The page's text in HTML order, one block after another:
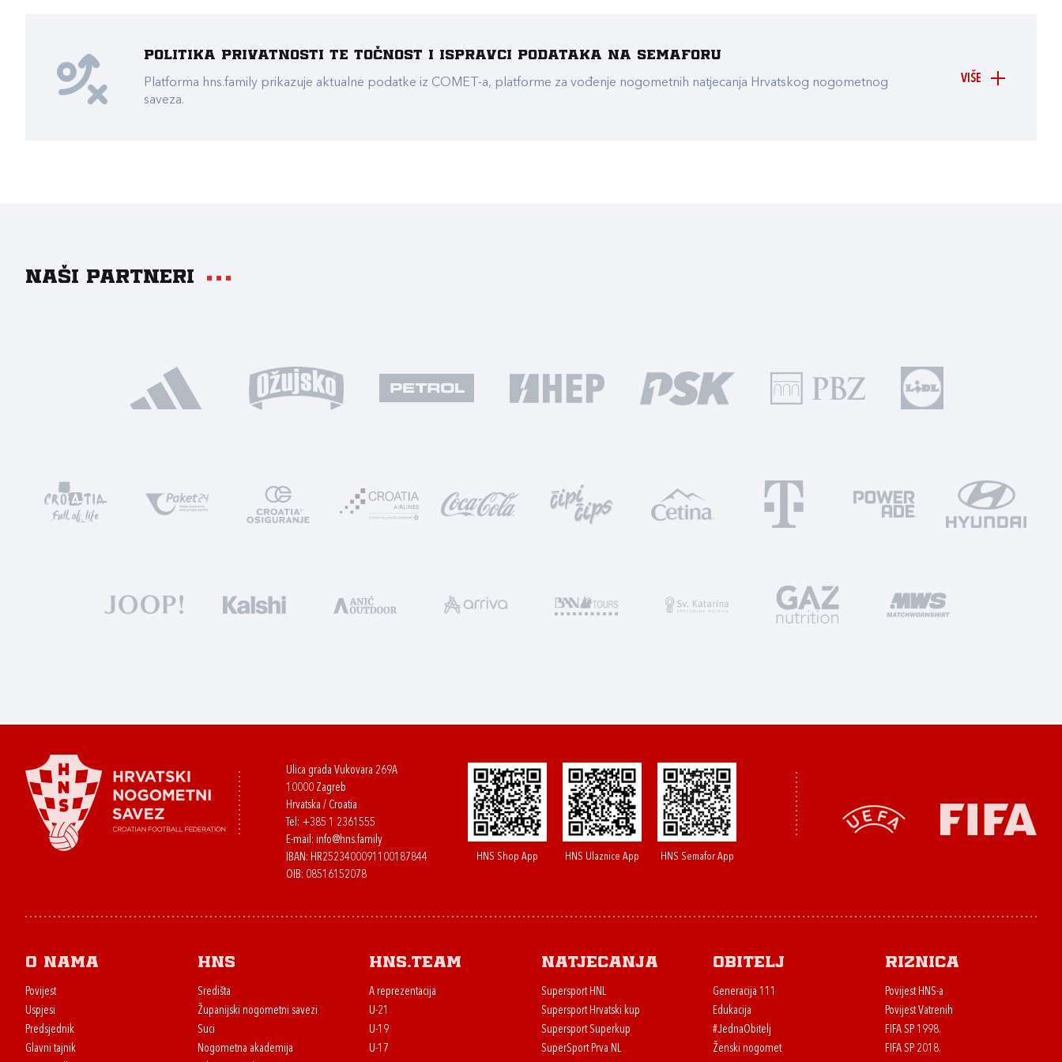
VIŠE
Politika privatnosti te točnost i ispravci podataka na Semaforu
Platforma hns.family prikazuje aktualne podatke iz COMET-a, platforme za vođenje nogometnih natjecanja Hrvatskog nogometnog
saveza.
Naši partneri
Ulica grada Vukovara 269A
10000 Zagreb
Hrvatska / Croatia
Tel: +385 1 2361555
E-mail: info@hns.family
IBAN: HR2523400091100187844
OIB: 08516152078
HNS Shop App HNS Ulaznice App HNS Semafor App
O nama
Povijest
Uspjesi
Predsjednik
Glavni tajnik
HNS
Središta
Županijski nogometni savezi
Suci
Nogometna akademija
HNS.team
A reprezentacija
U-21
U-19
U-17
Natjecanja
Supersport HNL
Supersport Hrvatski kup
Supersport Superkup
SuperSport Prva NL
Obitelj
Generacija 111
Edukacija
#JednaObitelj
Ženski nogomet
Riznica
Povijest HNS-a
Povijest Vatrenih
FIFA SP 1998.
FIFA SP 2018.